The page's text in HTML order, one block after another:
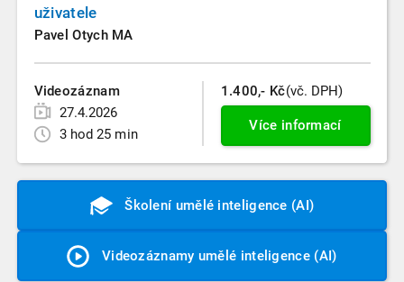
uživatele
Pavel Otych MA
Videozáznam
27.4.2026
3 hod 25 min
1.400,- Kč(vč. DPH)
Více informací
Školení umělé inteligence (AI)
Videozáznamy umělé inteligence (AI)